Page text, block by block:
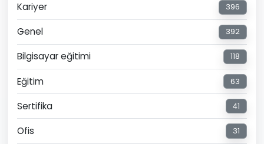
Kariyer 396
Genel 392
Bilgisayar eğitimi 118
Eğitim 63
Sertifika 41
Ofis 31